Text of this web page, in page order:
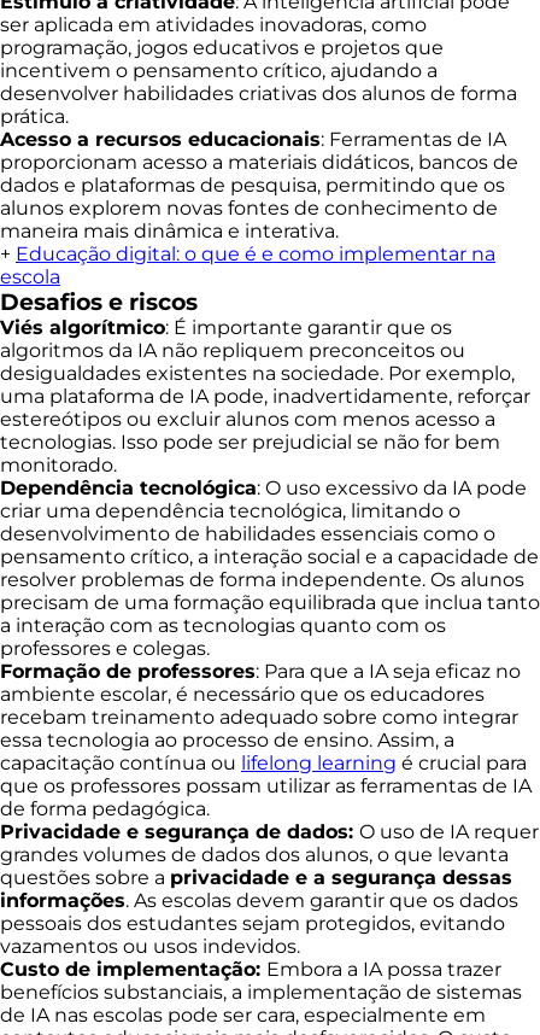
ser aplicada em atividades inovadoras, como
programação, jogos educativos e projetos que
incentivem o pensamento crítico, ajudando a
desenvolver habilidades criativas dos alunos de forma
prática.
Acesso a recursos educacionais: Ferramentas de IA
proporcionam acesso a materiais didáticos, bancos de
dados e plataformas de pesquisa, permitindo que os
alunos explorem novas fontes de conhecimento de
maneira mais dinâmica e interativa.
+ Educação digital: o que é e como implementar na
escola
Desafios e riscos
Viés algorítmico: É importante garantir que os
algoritmos da IA não repliquem preconceitos ou
desigualdades existentes na sociedade. Por exemplo,
uma plataforma de IA pode, inadvertidamente, reforçar
estereótipos ou excluir alunos com menos acesso a
tecnologias. Isso pode ser prejudicial se não for bem
monitorado.
Dependência tecnológica: O uso excessivo da IA pode
criar uma dependência tecnológica, limitando o
desenvolvimento de habilidades essenciais como o
pensamento crítico, a interação social e a capacidade de
resolver problemas de forma independente. Os alunos
precisam de uma formação equilibrada que inclua tanto
a interação com as tecnologias quanto com os
professores e colegas.
Formação de professores: Para que a IA seja eficaz no
ambiente escolar, é necessário que os educadores
recebam treinamento adequado sobre como integrar
essa tecnologia ao processo de ensino. Assim, a
capacitação contínua ou lifelong learning é crucial para
que os professores possam utilizar as ferramentas de IA
de forma pedagógica.
Privacidade e segurança de dados: O uso de IA requer
grandes volumes de dados dos alunos, o que levanta
questões sobre a privacidade e a segurança dessas
informações. As escolas devem garantir que os dados
pessoais dos estudantes sejam protegidos, evitando
vazamentos ou usos indevidos.
Custo de implementação: Embora a IA possa trazer
benefícios substanciais, a implementação de sistemas
de IA nas escolas pode ser cara, especialmente em